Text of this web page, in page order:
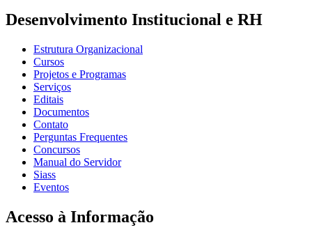
Desenvolvimento Institucional e RH
Estrutura Organizacional
Cursos
Projetos e Programas
Serviços
Editais
Documentos
Contato
Perguntas Frequentes
Concursos
Manual do Servidor
Siass
Eventos
Acesso à Informação